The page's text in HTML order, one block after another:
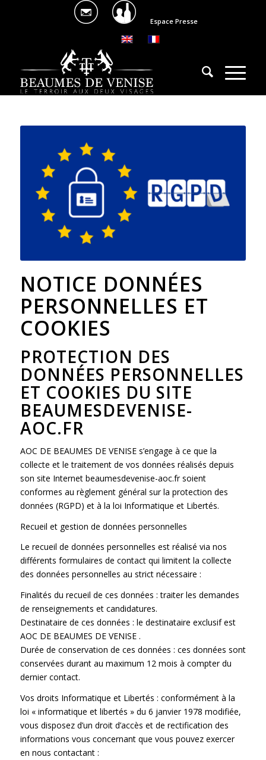
Espace Presse
NOTICE DONNÉES
PERSONNELLES ET
COOKIES
PROTECTION DES
DONNÉES PERSONNELLES
ET COOKIES DU SITE
BEAUMESDEVENISE-
AOC.FR
AOC DE BEAUMES DE VENISE s’engage à ce que la
collecte et le traitement de vos données réalisés depuis
son site Internet beaumesdevenise-aoc.fr soient
conformes au règlement général sur la protection des
données (RGPD) et à la loi Informatique et Libertés.
Recueil et gestion de données personnelles
Le recueil de données personnelles est réalisé via nos
différents formulaires de contact qui limitent la collecte
des données personnelles au strict nécessaire :
Finalités du recueil de ces données : traiter les demandes
de renseignements et candidatures.
Destinataire de ces données : le destinataire exclusif est
AOC DE BEAUMES DE VENISE .
Durée de conservation de ces données : ces données sont
conservées durant au maximum 12 mois à compter du
dernier contact.
Vos droits Informatique et Libertés : conformément à la
loi « informatique et libertés » du 6 janvier 1978 modifiée,
vous disposez d’un droit d’accès et de rectification des
informations vous concernant que vous pouvez exercer
en nous contactant :